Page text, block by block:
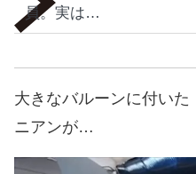
員。実は…
大きなバルーンに付いた
ニアンが…